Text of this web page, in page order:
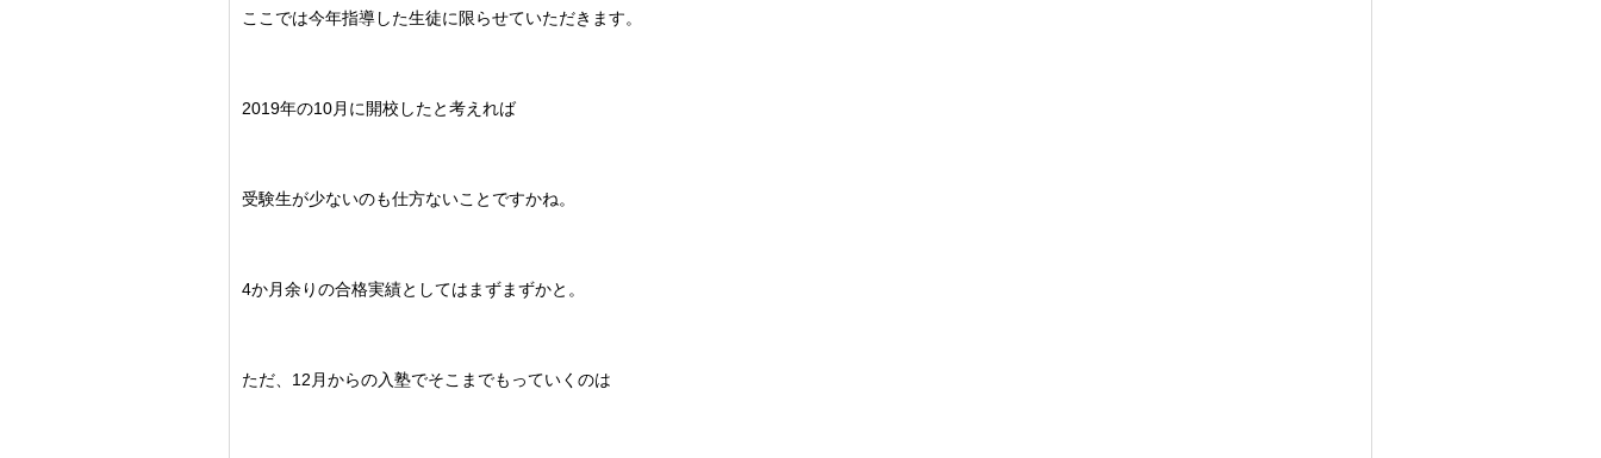
ここでは今年指導した生徒に限らせていただきます。
2019年の10月に開校したと考えれば
受験生が少ないのも仕方ないことですかね。
4か月余りの合格実績としてはまずまずかと。
ただ、12月からの入塾でそこまでもっていくのは